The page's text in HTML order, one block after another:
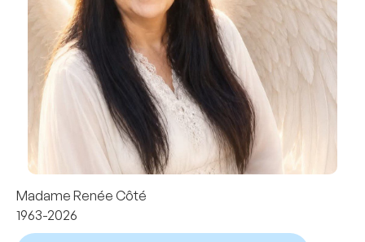
Madame Renée Côté
1963-2026